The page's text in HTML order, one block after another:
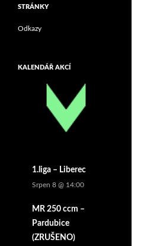
STRÁNKY
Odkazy
KALENDÁŘ AKCÍ
1.liga – Liberec
Srpen 8 @ 14:00
MR 250 ccm –
Pardubice
(ZRUŠENO)